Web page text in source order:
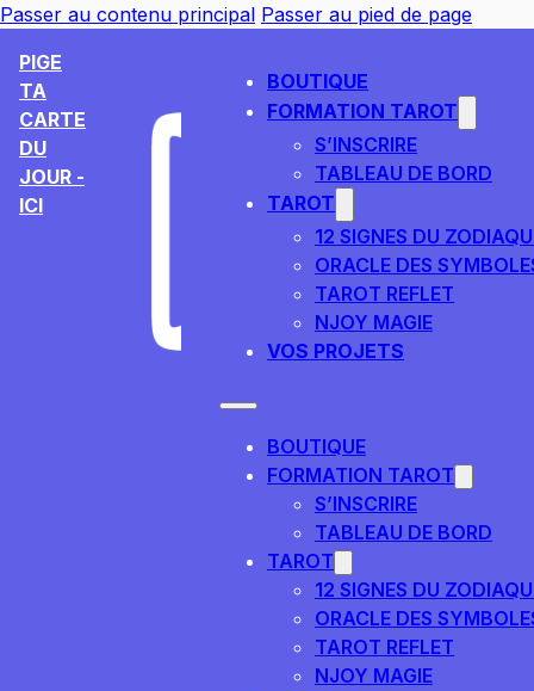
Passer au contenu principal Passer au pied de page
PIGE
TA
CARTE
DU
JOUR -
ICI
BOUTIQUE
FORMATION TAROT
S’INSCRIRE
TABLEAU DE BORD
TAROT
12 SIGNES DU
ORACLE DES
TAROT REFLET
NJOY MAGIE
VOS PROJETS
BOUTIQUE
FORMATION TAROT
S’INSCRIRE
TABLEAU DE BORD
TAROT
12 SIGNES DU
ORACLE DES
TAROT REFLET
NJOY MAGIE